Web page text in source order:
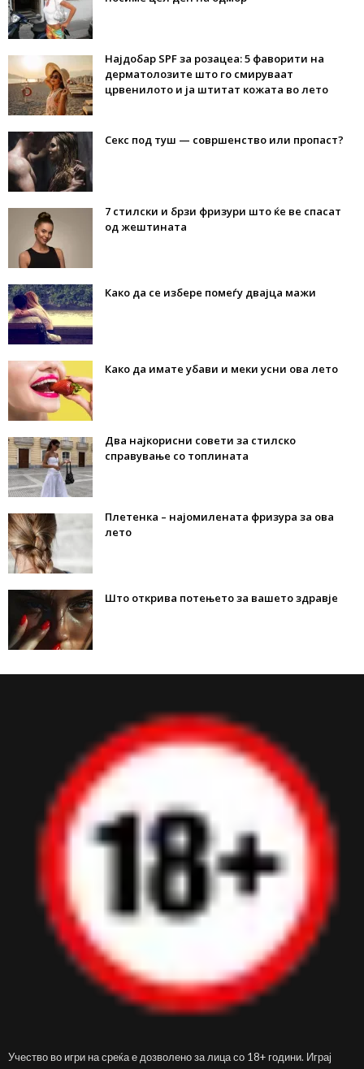
Најдобар SPF за розацеа: 5 фаворити на
дерматолозите што го смируваат
црвенилото и ја штитат кожата во лето
Секс под туш — совршенство или пропаст?
7 стилски и брзи фризури што ќе ве спасат
од жештината
Како да се избере помеѓу двајца мажи
Како да имате убави и меки усни ова лето
Два најкорисни совети за стилско
справување со топлината
Плетенка – најомилената фризура за ова
лето
Што открива потењето за вашето здравје
Учество во игри на среќа е дозволено за лица со 18+ години. Играј